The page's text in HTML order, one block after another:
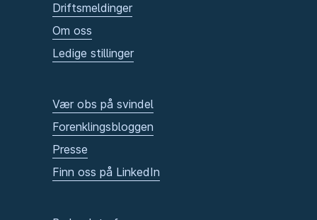
Driftsmeldinger
Om oss
Ledige stillinger
Vær obs på svindel
Forenklingsbloggen
Presse
Finn oss på LinkedIn